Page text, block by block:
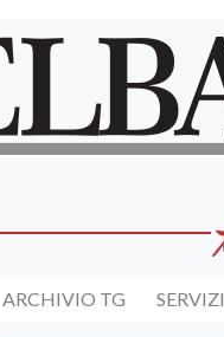
ARCHIVIO TG SERVIZI